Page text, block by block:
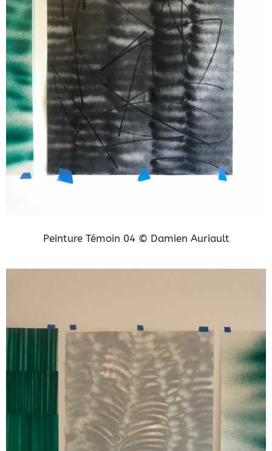
Peinture Témoin 04 © Damien Auriault